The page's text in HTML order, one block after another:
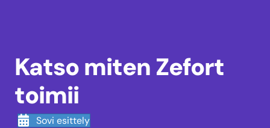
Katso miten Zefort
toimii
Sovi esittely